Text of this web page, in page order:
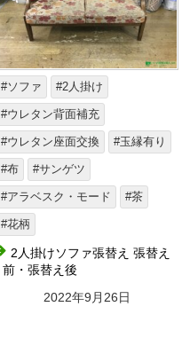
#ソファ #2人掛け
#ウレタン背面補充
#ウレタン座面交換 #玉縁有り
#布 #サンゲツ
#アラベスク・モード #茶
#花柄
2人掛けソファ張替え 張替え
前・張替え後
2022年9月26日